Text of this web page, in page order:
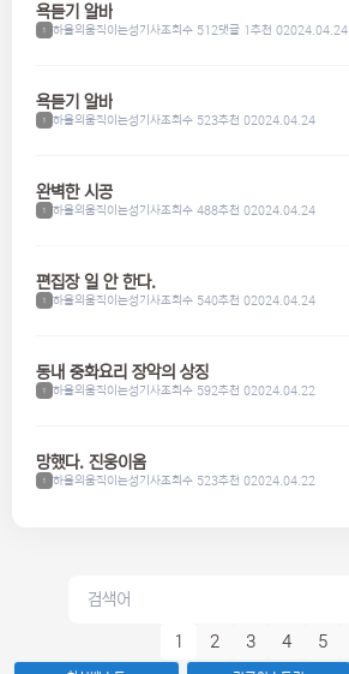
욕듣기 알바
1 하울의움직이는성기사조회수 512댓글 1추천 02024.04.24
욕듣기 알바
1 하울의움직이는성기사조회수 523추천 02024.04.24
완벽한 시공
1 하울의움직이는성기사조회수 488추천 02024.04.24
편집장 일 안 한다.
1 하울의움직이는성기사조회수 540추천 02024.04.24
동내 중화요리 장악의 상징
1 하울의움직이는성기사조회수 592추천 02024.04.22
망했다. 진웅이옴
1 하울의움직이는성기사조회수 523추천 02024.04.22
1 2 3 4 5